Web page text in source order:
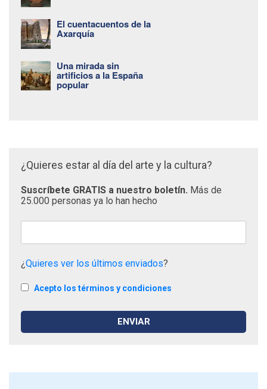
El cuentacuentos de la
Axarquía
Una mirada sin
artificios a la España
popular
¿Quieres estar al día del arte y la cultura?
Suscríbete GRATIS a nuestro boletín. Más de
25.000 personas ya lo han hecho
¿Quieres ver los últimos enviados?
Acepto los términos y condiciones